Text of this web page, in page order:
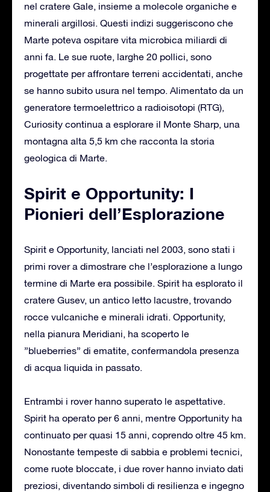
nel cratere Gale, insieme a molecole organiche e
minerali argillosi. Questi indizi suggeriscono che
Marte poteva ospitare vita microbica miliardi di
anni fa. Le sue ruote, larghe 20 pollici, sono
progettate per affrontare terreni accidentati, anche
se hanno subito usura nel tempo. Alimentato da un
generatore termoelettrico a radioisotopi (RTG),
Curiosity continua a esplorare il Monte Sharp, una
montagna alta 5,5 km che racconta la storia
geologica di Marte.
Spirit e Opportunity: I
Pionieri dell’Esplorazione
Spirit e Opportunity, lanciati nel 2003, sono stati i
primi rover a dimostrare che l’esplorazione a lungo
termine di Marte era possibile. Spirit ha esplorato il
cratere Gusev, un antico letto lacustre, trovando
rocce vulcaniche e minerali idrati. Opportunity,
nella pianura Meridiani, ha scoperto le
”blueberries” di ematite, confermandola presenza
di acqua liquida in passato.
Entrambi i rover hanno superato le aspettative.
Spirit ha operato per 6 anni, mentre Opportunity ha
continuato per quasi 15 anni, coprendo oltre 45 km.
Nonostante tempeste di sabbia e problemi tecnici,
come ruote bloccate, i due rover hanno inviato dati
preziosi, diventando simboli di resilienza e ingegno